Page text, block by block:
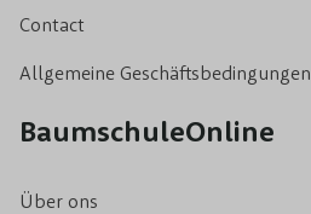
Contact
Allgemeine Geschäftsbedingungen
BaumschuleOnline
Über ons